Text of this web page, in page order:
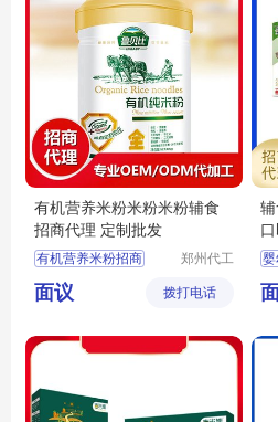
有机营养米粉米粉米粉辅食
招商代理 定制批发
有机营养米粉招商
有机营养米粉代理
有机营养米粉定制
婴儿米粉定制
郑州代工
技有限公
面议 拨打电话
婴